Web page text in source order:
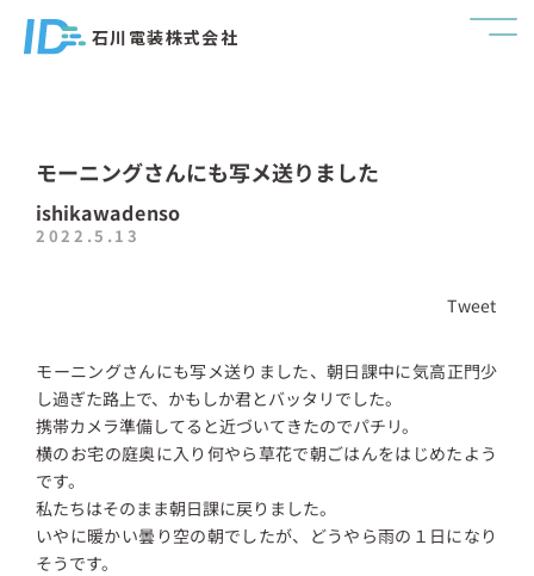
石川電装株式会社
モーニングさんにも写メ送りました
ishikawadenso
2022.5.13
Tweet
モーニングさんにも写メ送りました、朝日課中に気高正門少
し過ぎた路上で、かもしか君とバッタリでした。
携帯カメラ準備してると近づいてきたのでパチリ。
横のお宅の庭奥に入り何やら草花で朝ごはんをはじめたよう
です。
私たちはそのまま朝日課に戻りました。
いやに暖かい曇り空の朝でしたが、どうやら雨の１日になり
そうです。